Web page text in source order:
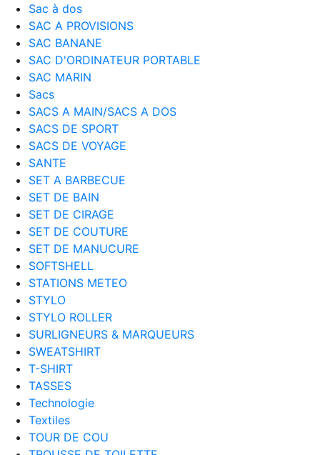
Sac à dos
SAC A PROVISIONS
SAC BANANE
SAC D'ORDINATEUR PORTABLE
SAC MARIN
Sacs
SACS A MAIN/SACS A DOS
SACS DE SPORT
SACS DE VOYAGE
SANTE
SET A BARBECUE
SET DE BAIN
SET DE CIRAGE
SET DE COUTURE
SET DE MANUCURE
SOFTSHELL
STATIONS METEO
STYLO
STYLO ROLLER
SURLIGNEURS & MARQUEURS
SWEATSHIRT
T-SHIRT
TASSES
Technologie
Textiles
TOUR DE COU